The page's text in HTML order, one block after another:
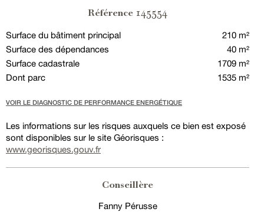
Référence 145554
Surface du bâtiment principal
210 m²
Surface des dépendances
40 m²
Surface cadastrale
1709 m²
Dont parc
1535 m²
VOIR LE DIAGNOSTIC DE PERFORMANCE ENERGÉTIQUE
Les informations sur les risques auxquels ce bien est exposé
sont disponibles sur le site Géorisques :
www.georisques.gouv.fr
Conseillère
Fanny Pérusse